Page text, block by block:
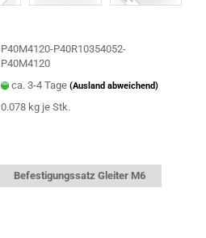
P40M4120-P40R10354052-
P40M4120
ca. 3-4 Tage(Ausland abweichend)
0.078 kg je Stk.
Befestigungssatz Gleiter M6